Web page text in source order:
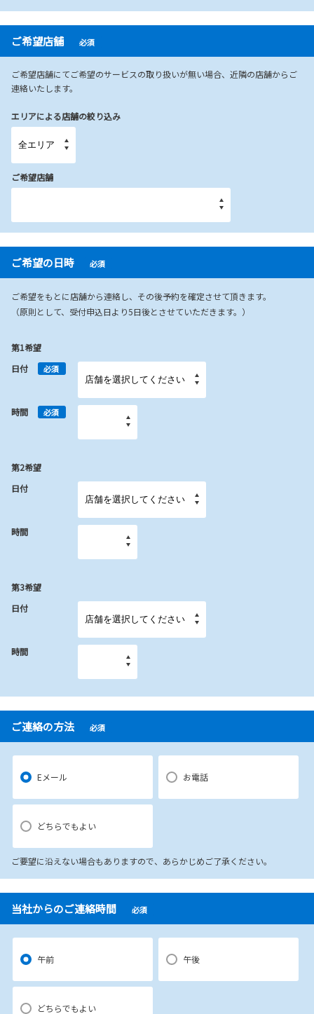
ご希望店舗 必須
ご希望店舗にてご希望のサービスの取り扱いが無い場合、近隣の店舗からご
連絡いたします。
エリアによる店舗の絞り込み
ご希望店舗
ご希望の日時 必須
ご希望をもとに店舗から連絡し、その後予約を確定させて頂きます。
（原則として、受付申込日より5日後とさせていただきます。）
第1希望
日付
必須
時間 必須
第2希望
日付
時間
第3希望
日付
時間
ご連絡の方法 必須
Eメール お電話
どちらでもよい
ご要望に沿えない場合もありますので、あらかじめご了承ください。
当社からのご連絡時間 必須
午前 午後
どちらでもよい